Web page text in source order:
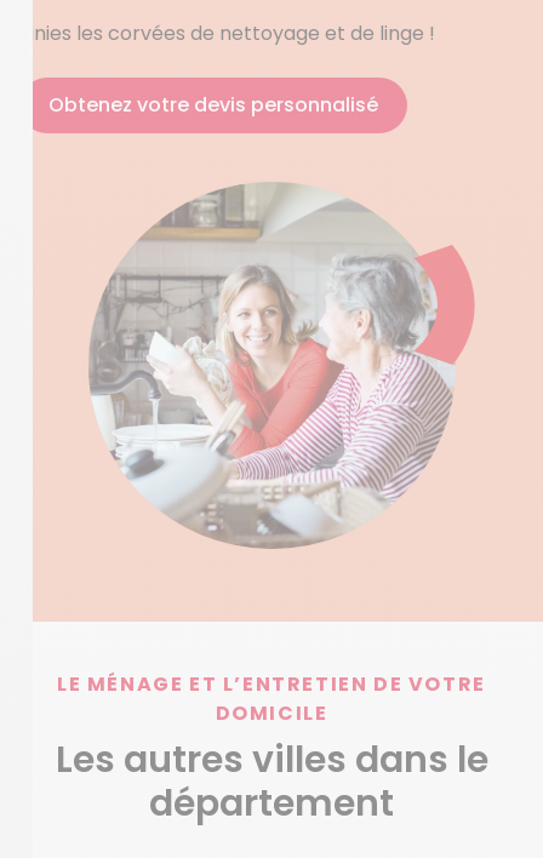
Finies les corvées de nettoyage et de linge !
Obtenez votre devis personnalisé
LE MÉNAGE ET L’ENTRETIEN DE VOTRE
DOMICILE
Les autres villes dans le
département